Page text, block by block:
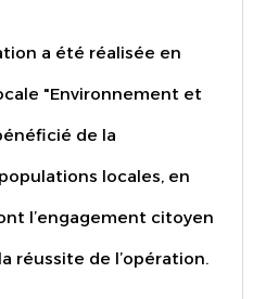
a été réalisée en
"Environnement et
de la
locales, en
l’engagement citoyen
réussite de l’opération.